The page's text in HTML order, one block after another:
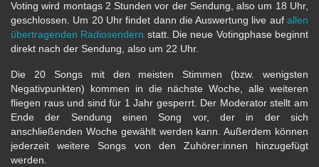
Voting wird montags 2 Stunden vor der Sendung, also um 18 Uhr,
geschlossen. Um 20 Uhr findet dann die Auswertung live auf allen
übertragenden Radiosendern statt. Die neue Votingphase beginnt
direkt nach der Sendung, also um 22 Uhr.
Die 20 Songs mit den meisten Stimmen (bzw. wenigsten
Negativpunkten) kommen in die nächste Woche, alle weiteren
fliegen raus und sind für 1 Jahr gesperrt. Der Moderator stellt am
Ende der Sendung einen Song vor, der in der sich
anschließenden Woche gewählt werden kann. Außerdem können
jederzeit weitere Songs von den Zuhörer:innen hinzugefügt
werden.